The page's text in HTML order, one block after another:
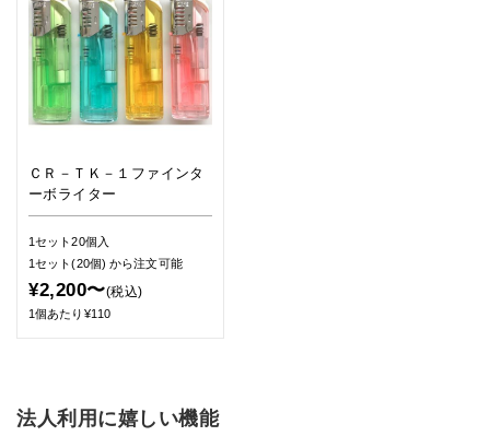
ＣＲ－ＴＫ－１ファインタ
ーボライター
1セット20個入
1セット(20個)から注文可能
¥2,200〜(税込)
1個あたり¥110
法人利用に嬉しい機能